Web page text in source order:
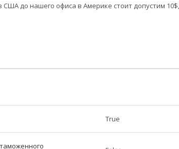
до нашего офиса в Америке стоит допустим 10$,
True